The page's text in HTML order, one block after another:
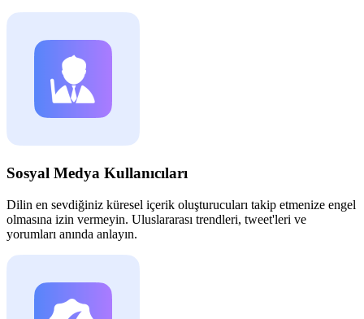
Sosyal Medya Kullanıcıları
Dilin en sevdiğiniz küresel içerik oluşturucuları takip etmenize engel
olmasına izin vermeyin. Uluslararası trendleri, tweet'leri ve
yorumları anında anlayın.